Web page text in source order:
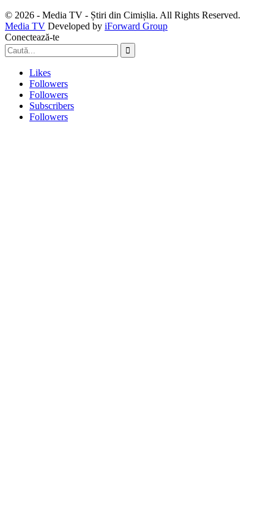
© 2026 - Media TV - Știri din Cimișlia. All Rights Reserved.
Media TV Developed by iForward Group
Conectează-te
Likes
Followers
Followers
Subscribers
Followers